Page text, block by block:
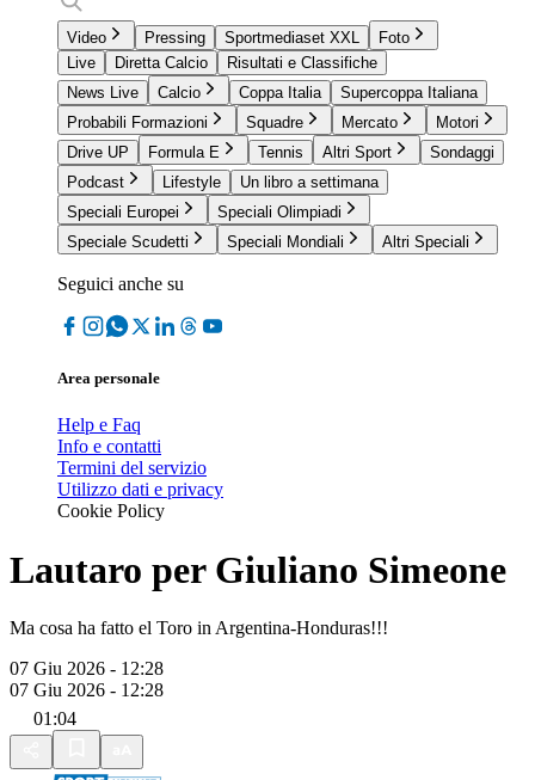
Video Pressing Sportmediaset XXL
Foto
Live
Diretta Calcio
Risultati e Classifiche
News Live
Calcio Coppa Italia
Supercoppa Italiana
Probabili Formazioni
Squadre Mercato
Motori
Drive UP
Formula E Tennis Altri Sport
Sondaggi
Podcast
Lifestyle
Un libro a settimana
Speciali Europei
Speciali Olimpiadi
Speciale Scudetti
Speciali Mondiali Altri Speciali
Seguici anche su
Area personale
Help e Faq
Info e contatti
Termini del servizio
Utilizzo dati e privacy
Cookie Policy
Lautaro per Giuliano Simeone
Ma cosa ha fatto el Toro in Argentina-Honduras!!!
07 Giu 2026 - 12:28
07 Giu 2026 - 12:28
01:04